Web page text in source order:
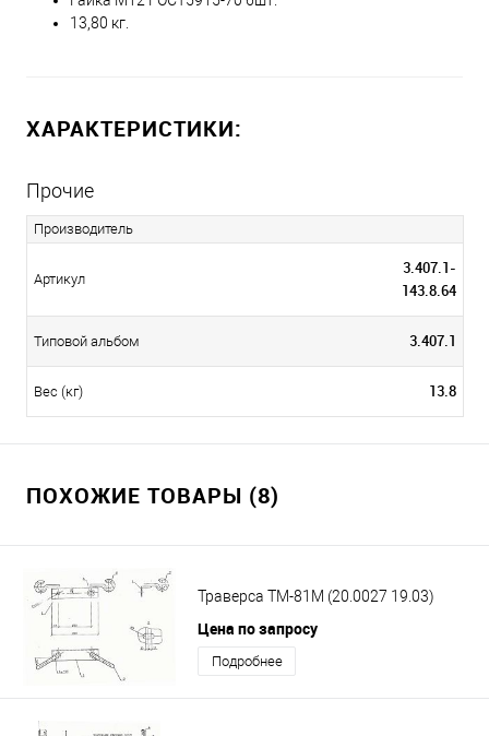
13,80 кг.
ХАРАКТЕРИСТИКИ:
Прочие
Производитель
Артикул
3.407.1-
143.8.64
Типовой альбом 3.407.1
Вес (кг) 13.8
ПОХОЖИЕ ТОВАРЫ (8)
Траверса ТМ-81М (20.0027 19.03)
Цена по запросу
Подробнее